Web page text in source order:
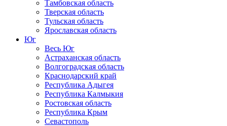
Тамбовская область
Тверская область
Тульская область
Ярославская область
Юг
Весь Юг
Астраханская область
Волгоградская область
Краснодарский край
Республика Адыгея
Республика Калмыкия
Ростовская область
Республика Крым
Севастополь